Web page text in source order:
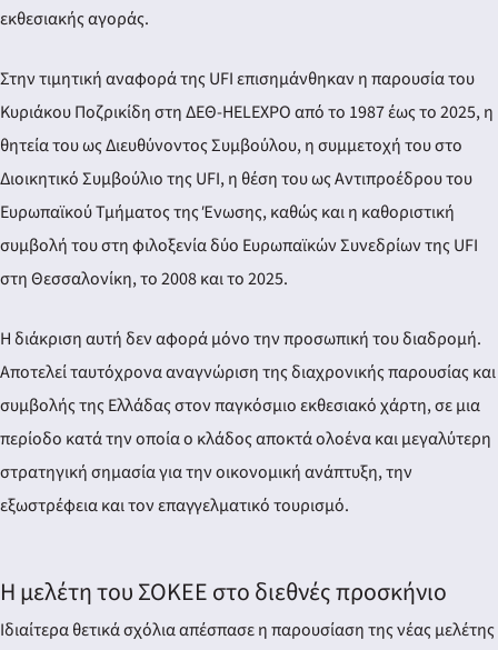
εκθεσιακής αγοράς.
Στην τιμητική αναφορά της UFI επισημάνθηκαν η παρουσία του
Κυριάκου Ποζρικίδη στη ΔΕΘ-HELEXPO από το 1987 έως το 2025, η
θητεία του ως Διευθύνοντος Συμβούλου, η συμμετοχή του στο
Διοικητικό Συμβούλιο της UFI, η θέση του ως Αντιπροέδρου του
Ευρωπαϊκού Τμήματος της Ένωσης, καθώς και η καθοριστική
συμβολή του στη φιλοξενία δύο Ευρωπαϊκών Συνεδρίων της UFI
στη Θεσσαλονίκη, το 2008 και το 2025.
Η διάκριση αυτή δεν αφορά μόνο την προσωπική του διαδρομή.
Αποτελεί ταυτόχρονα αναγνώριση της διαχρονικής παρουσίας και
συμβολής της Ελλάδας στον παγκόσμιο εκθεσιακό χάρτη, σε μια
περίοδο κατά την οποία ο κλάδος αποκτά ολοένα και μεγαλύτερη
στρατηγική σημασία για την οικονομική ανάπτυξη, την
εξωστρέφεια και τον επαγγελματικό τουρισμό.
Η μελέτη του ΣΟΚΕΕ στο διεθνές προσκήνιο
Ιδιαίτερα θετικά σχόλια απέσπασε η παρουσίαση της νέας μελέτης